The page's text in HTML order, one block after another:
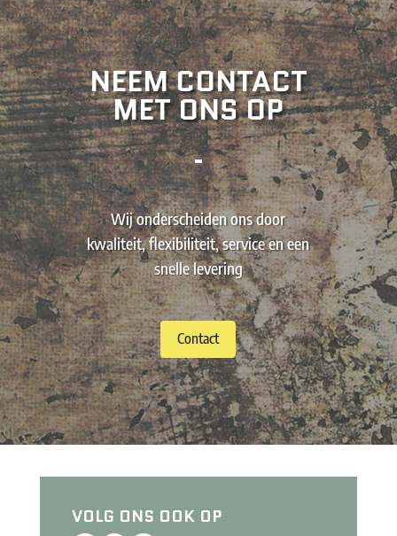
NEEM CONTACT
MET ONS OP
Wij onderscheiden ons door
kwaliteit, flexibiliteit, service en een
snelle levering
Contact
VOLG ONS OOK OP